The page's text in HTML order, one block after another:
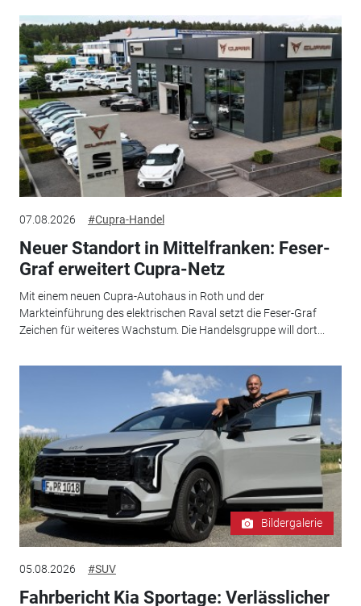
07.08.2026 #Cupra-Handel
Neuer Standort in Mittelfranken: Feser-
Graf erweitert Cupra-Netz
Mit einem neuen Cupra-Autohaus in Roth und der
Markteinführung des elektrischen Raval setzt die Feser-Graf
Zeichen für weiteres Wachstum. Die Handelsgruppe will dort...
Bildergalerie
05.08.2026 #SUV
Fahrbericht Kia Sportage: Verlässlicher